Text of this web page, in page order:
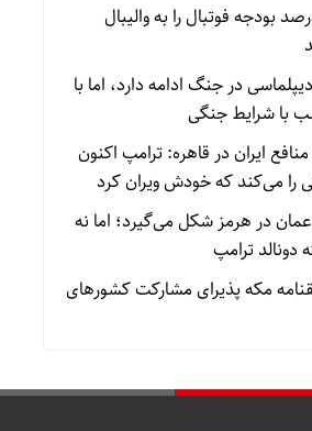
بودجه فوتبال را به والیبال
در جنگ ادامه دارد، اما با
با شرایط جنگی
ایران در قاهره: ترامپ اکنون
را می‌کند که خودش ویران کرد
عمان در هرمز شکل می‌گیرد؛ اما نه
دونالد ترامپ
مکه پذیرای مشارکت کشورهای